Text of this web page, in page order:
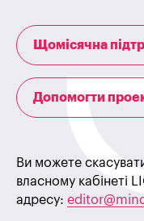
Щомісячна
Допомогти
Ви можете
власному кабінеті
адресу: